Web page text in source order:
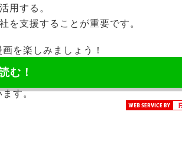
用する。
を支援することが重要です。
を楽しみましょう！
む！
ます。